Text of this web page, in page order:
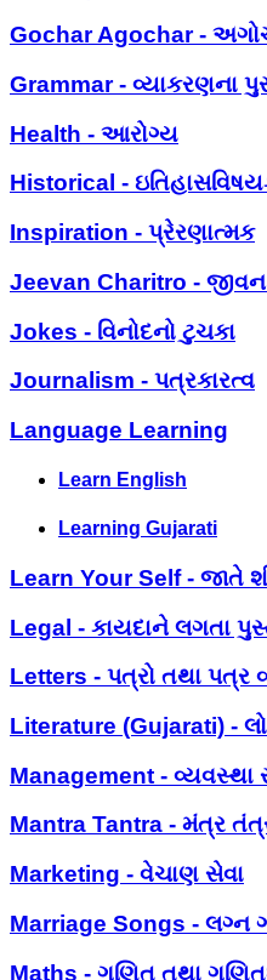
Gochar Agochar -
Grammar - વ્યાકરણના
Health - આરોગ્ય
Historical -
Inspiration - પ્રેરણાત્મક
Jeevan Charitro - જીવન
Jokes - વિનોદનો ટુચકા
Journalism - પત્રકારત્વ
Language Learning
Learn English
Learning Gujarati
Learn Your Self - જાતે
Legal - કાયદાને લગતા
Letters - પત્રો તથા પત્ર
Literature (Gujarati) -
Management - વ્યવસ્થા
Mantra Tantra - મંત્ર
Marketing - વેચાણ સેવા
Marriage Songs - લગ્ન
Maths - ગણિત તથા